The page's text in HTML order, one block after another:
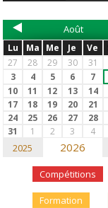
Août
Lu Ma Me Je Ve
27
28 29 30 31
3
4 5 6 7
10
11 12 13 14
17
18 19 20 21
24
25 26 27 28
31
1 2 3 4
2025 2026
Compétitions
Formation